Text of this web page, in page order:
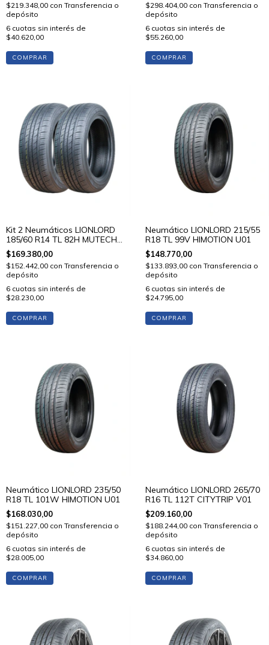
$219.348,00 con Transferencia o
depósito
6 cuotas sin interés de
$40.620,00
COMPRAR
$298.404,00 con Transferencia o
depósito
6 cuotas sin interés de
$55.260,00
COMPRAR
Kit 2 Neumáticos LIONLORD
185/60 R14 TL 82H MUTECH
H01
$169.380,00
$152.442,00 con Transferencia o
depósito
6 cuotas sin interés de
$28.230,00
COMPRAR
Neumático LIONLORD 215/55
R18 TL 99V HIMOTION U01
$148.770,00
$133.893,00 con Transferencia o
depósito
6 cuotas sin interés de
$24.795,00
COMPRAR
Neumático LIONLORD 235/50
R18 TL 101W HIMOTION U01
$168.030,00
$151.227,00 con Transferencia o
depósito
6 cuotas sin interés de
$28.005,00
COMPRAR
Neumático LIONLORD 265/70
R16 TL 112T CITYTRIP V01
$209.160,00
$188.244,00 con Transferencia o
depósito
6 cuotas sin interés de
$34.860,00
COMPRAR